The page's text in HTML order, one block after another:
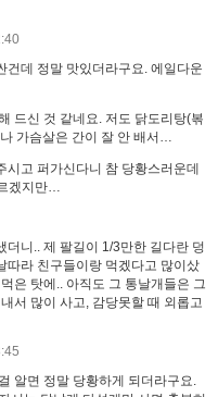
건데 정말 맛있더라구요. 에일다운
드신 것 같네요. 저도 닭도리탕(볶
가슴살은 간이 잘 안 배서…
고 퍼가신다니 참 당황스러운데
겠지만…
더니.. 제 팔길이 1/3만한 길다란 덩
따라 친구들이랑 먹겠다고 많이샀
은 탓에.. 아직도 그 통날개들은 그
서 많이 사고, 감당못할 때 외롭고
알면 정말 당황하게 되더라구요.